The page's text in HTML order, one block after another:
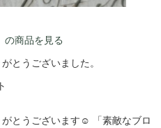
の商品を見る
とうございました。
とうございます☺️ 「素敵なブロ